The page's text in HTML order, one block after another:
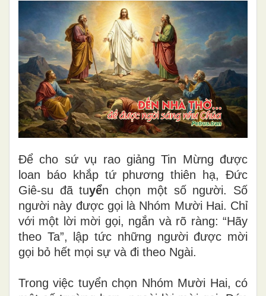
Để cho sứ vụ rao giảng Tin Mừng được
loan báo khắp tứ phương thiên hạ, Đức
Giê-su đã tuyển chọn một số người. Số
người này được gọi là Nhóm Mười Hai. Chỉ
với một lời mời gọi, ngắn và rõ ràng: “Hãy
theo Ta”, lập tức những người được mời
gọi bỏ hết mọi sự và đi theo Ngài.
Trong việc tuyển chọn Nhóm Mười Hai, có